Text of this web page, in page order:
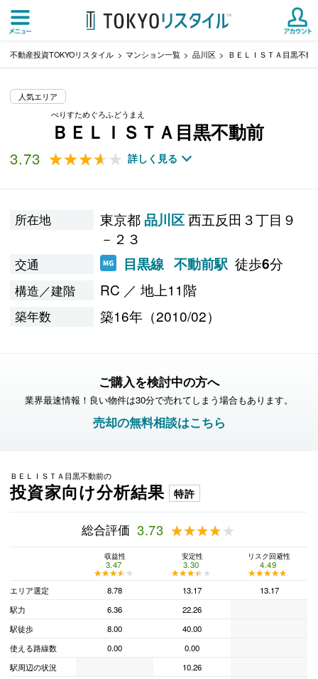
不動産投資TOKYOリスタイル マンション一覧 品川区 ＢＥＬＩＳＴＡ目黒不動
人気エリア
べりすためぐろふどうまえ
ＢＥＬＩＳＴＡ目黒不動前
3.73 ★★★★★
★★★★★ 詳しく見る
所在地 東京都 品川区西五反田３丁目９
－２３
交通 目黒線 不動前駅 徒歩6分
構造／建階 RC ／ 地上11階
築年数 築16年（2010/02）
ご購入を検討中の方へ
業界最速情報！良い物件は30分で売れてしまう場合もあります。
売却の無料相談はこちら
ＢＥＬＩＳＴＡ目黒不動前の
投資家向け分析結果 特許
総合評価 3.73 ★★★★★
★★★★★
収益性
3.47
★★★★★
★★★★★
安定性
3.30
★★★★★
★★★★★
リスク回避性
4.49
★★★★★
★★★★★
エリア選定
8.78 13.17
13.17
駅力
6.36
22.26
駅徒歩
8.00
40.00
使える路線数
0.00
0.00
駅周辺の状況
10.26